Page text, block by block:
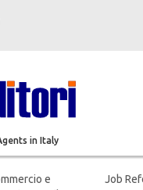
in Italy
Job